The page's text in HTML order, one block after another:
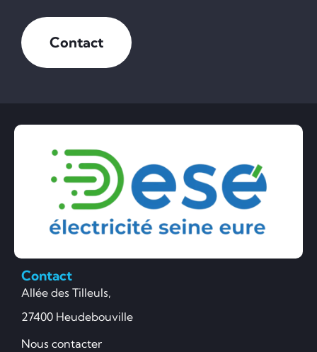
Contact
Contact
Allée des Tilleuls,
27400 Heudebouville
Nous contacter